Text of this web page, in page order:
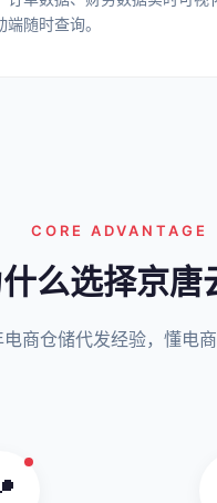
随时查询。
CORE ADVANTAGE
么选择京唐
电商仓储代发经验，懂电